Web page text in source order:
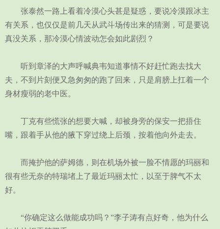
张泰然一路上看着冷漠心头甚是疑惑，要说冷漠跟冰主
有关系，也仅仅是前几天从武斗场传出来的猜测，可是要说
真没关系，那冷漠心情波动怎会如此剧烈？
听到章泽的大声呼喊典韦知道事情不好赶忙跑去找大
夫，不到片刻便又急匆匆的跑了回来，只是肩膀上扛着一个
身材瘦弱的老中医。
丁克有些慌张的想要大喊，却被身旁的保安一把捂住
嘴，跟着手从他的腋下穿过绕上后颈，按着他向外走去。
而掩护他的萨姆德，则在机场外被一脸不情愿的玛丽和
很有些无奈的特瑞堵上了最近玛丽太忙，以至于脾气不太
好。
“你确定这么做能成功吗？”李子涛有点好奇，他为什么